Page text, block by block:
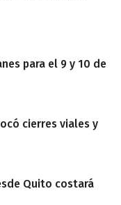
para el 9 y 10 de
cierres viales y
Quito costará